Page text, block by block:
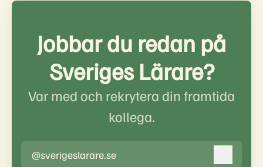
Jobbar du redan på
Sveriges Lärare?
Var med och rekrytera din framtida
kollega.
@sverigeslarare.se